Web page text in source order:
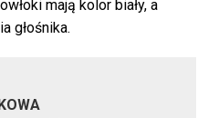
mają kolor biały, a
głośnika.